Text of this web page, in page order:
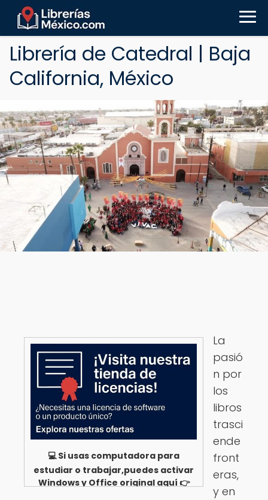
Librería de Catedral | Baja
California, México
💻 Si usas computadora para
estudiar o trabajar,puedes activar
Windows y Office original aquí 👉
La
pasió
n por
los
libros
trasci
ende
front
eras,
y en